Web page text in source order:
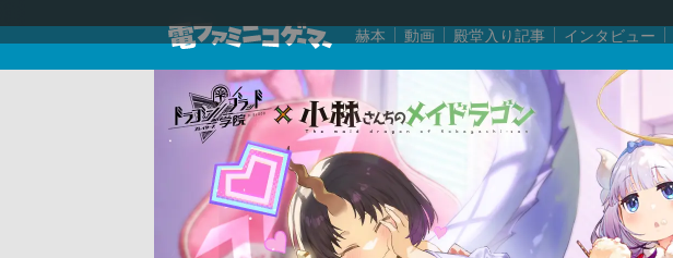
赫本 動画 殿堂入り記事 インタビュー